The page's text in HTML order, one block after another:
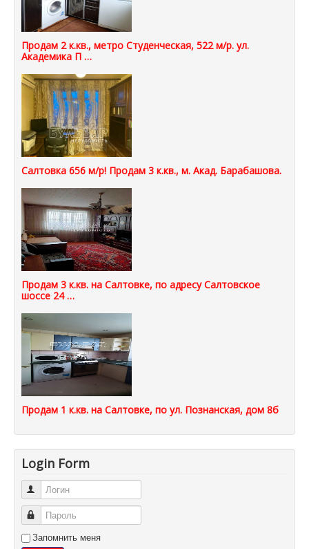
Продам 2 к.кв., метро Студенческая, 522 м/р. ул.
Академика П …
Салтовка 656 м/р! Продам 3 к.кв., м. Акад. Барабашова.
Продам 3 к.кв. на Салтовке, по адресу Салтовское
шоссе 24 …
Продам 1 к.кв. на Салтовке, по ул. Познанская, дом 8б
Login Form
Логин
Пароль
Запомнить меня